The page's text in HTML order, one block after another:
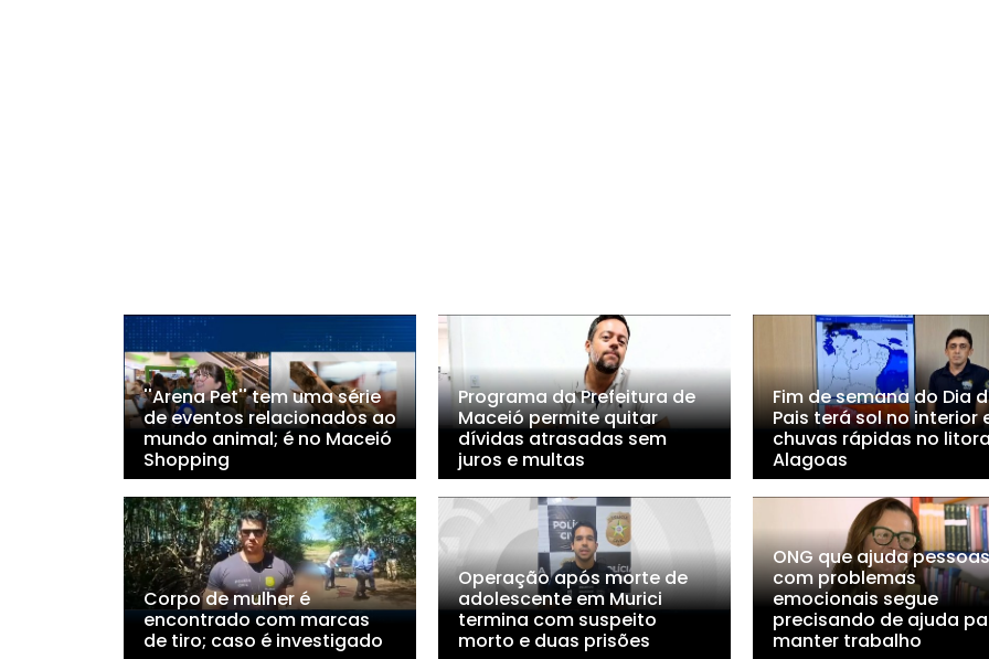
''Arena Pet'' tem uma série
de eventos relacionados ao
mundo animal; é no Maceió
Shopping
Programa da Prefeitura de
Maceió permite quitar
dívidas atrasadas sem
juros e multas
Fim de semana do Dia
Pais terá sol no interior
chuvas rápidas no
Alagoas
Corpo de mulher é
encontrado com marcas
de tiro; caso é investigado
Operação após morte de
adolescente em Murici
termina com suspeito
morto e duas prisões
ONG que ajuda pessoas
com problemas
emocionais segue
precisando de ajuda
manter trabalho